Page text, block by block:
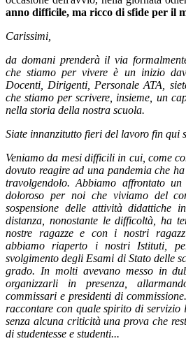
anno difficile, ma ricco di sfide per il
Carissimi,
da domani prenderà il via
che stiamo per vivere è un inizio
Docenti, Dirigenti, Personale ATA,
che stiamo per scrivere, insieme, un
nella storia della nostra scuola.
Siate innanzitutto fieri del lavoro fin qui
Veniamo da mesi difficili in cui, come
dovuto reagire ad una pandemia che
travolgendolo. Abbiamo affrontato
doloroso per noi che viviamo del
sospensione delle attività didattiche
distanza, nonostante le difficoltà, ha
nostre ragazze e con i nostri
abbiamo riaperto i nostri Istituti,
svolgimento degli Esami di Stato delle
grado. In molti avevano messo in
organizzarli in presenza,
commissari e presidenti di
raccontare con quale spirito di servizio
senza alcuna criticità una prova che
di studentesse e studenti...